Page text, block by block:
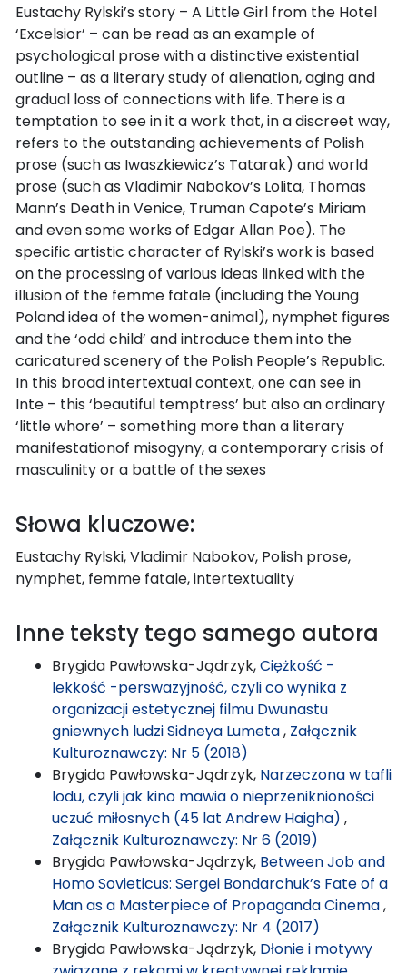
Eustachy Rylski’s story – A Little Girl from the Hotel
‘Excelsior’ – can be read as an example of
psychological prose with a distinctive existential
outline – as a literary study of alienation, aging and
gradual loss of connections with life. There is a
temptation to see in it a work that, in a discreet way,
refers to the outstanding achievements of Polish
prose (such as Iwaszkiewicz’s Tatarak) and world
prose (such as Vladimir Nabokov’s Lolita, Thomas
Mann’s Death in Venice, Truman Capote’s Miriam
and even some works of Edgar Allan Poe). The
specific artistic character of Rylski’s work is based
on the processing of various ideas linked with the
illusion of the femme fatale (including the Young
Poland idea of the women-animal), nymphet figures
and the ‘odd child’ and introduce them into the
caricatured scenery of the Polish People’s Republic.
In this broad intertextual context, one can see in
Inte – this ‘beautiful temptress’ but also an ordinary
‘little whore’ – something more than a literary
manifestationof misogyny, a contemporary crisis of
masculinity or a battle of the sexes
Słowa kluczowe:
Eustachy Rylski, Vladimir Nabokov, Polish prose,
nymphet, femme fatale, intertextuality
Inne teksty tego samego autora
Brygida Pawłowska-Jądrzyk,Ciężkość -
lekkość -perswazyjność, czyli co wynika z
organizacji estetycznej filmu Dwunastu
gniewnych ludzi Sidneya Lumeta, Załącznik
Kulturoznawczy: Nr 5 (2018)
Brygida Pawłowska-Jądrzyk, Narzeczona w tafli
lodu, czyli jak kino mawia o nieprzeniknioności
uczuć miłosnych (45 lat Andrew Haigha) ,
Załącznik Kulturoznawczy: Nr 6 (2019)
Brygida Pawłowska-Jądrzyk, Between Job and
Homo Sovieticus: Sergei Bondarchuk’s Fate of a
Man as a Masterpiece of Propaganda Cinema,
Załącznik Kulturoznawczy: Nr 4 (2017)
Brygida Pawłowska-Jądrzyk, Dłonie i motywy